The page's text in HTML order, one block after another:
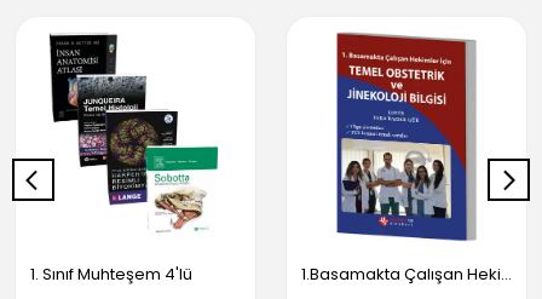
1. Sınıf Muhteşem 4'lü 1.Basamakta Çalışan Hekimler İçin Temel Obstetrik Ve Jinekoloji Bilgisi